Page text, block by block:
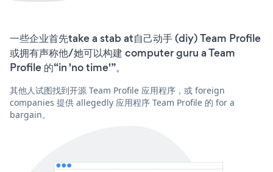
一些企业首先take a stab at自己动手 (diy) Team Profile
或拥有声称他/她可以构建 computer guru a Team
Profile 的“in 'no time'”。
其他人试图找到开源 Team Profile 应用程序，或 foreign
companies 提供 allegedly 应用程序 Team Profile 的 for a
bargain。